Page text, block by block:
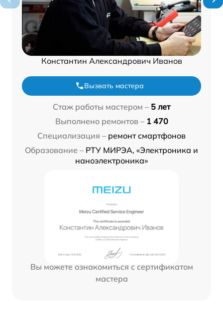
Константин Александрович Иванов
Вызвать мастера
Стаж работы мастером – 5 лет
Выполнено ремонтов – 1 470
Специализация – ремонт смартфонов
Образование – РТУ МИРЭА, «Электроника и
наноэлектроника»
Вы можете ознакомиться с сертификатом
мастера